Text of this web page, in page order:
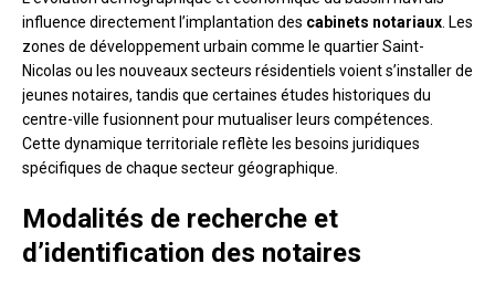
influence directement l’implantation des cabinets notariaux . Les
zones de développement urbain comme le quartier Saint-
Nicolas ou les nouveaux secteurs résidentiels voient s’installer de
jeunes notaires, tandis que certaines études historiques du
centre-ville fusionnent pour mutualiser leurs compétences.
Cette dynamique territoriale reflète les besoins juridiques
spécifiques de chaque secteur géographique.
Modalités de recherche et
d’identification des notaires